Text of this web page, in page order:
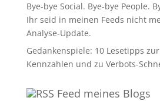
Bye-bye Social. Bye-bye People.
Ihr seid in meinen Feeds nicht
Analyse-Update.
Gedankenspiele: 10 Lesetipps
Kennzahlen und zu Verbots-
Feed meines Blogs